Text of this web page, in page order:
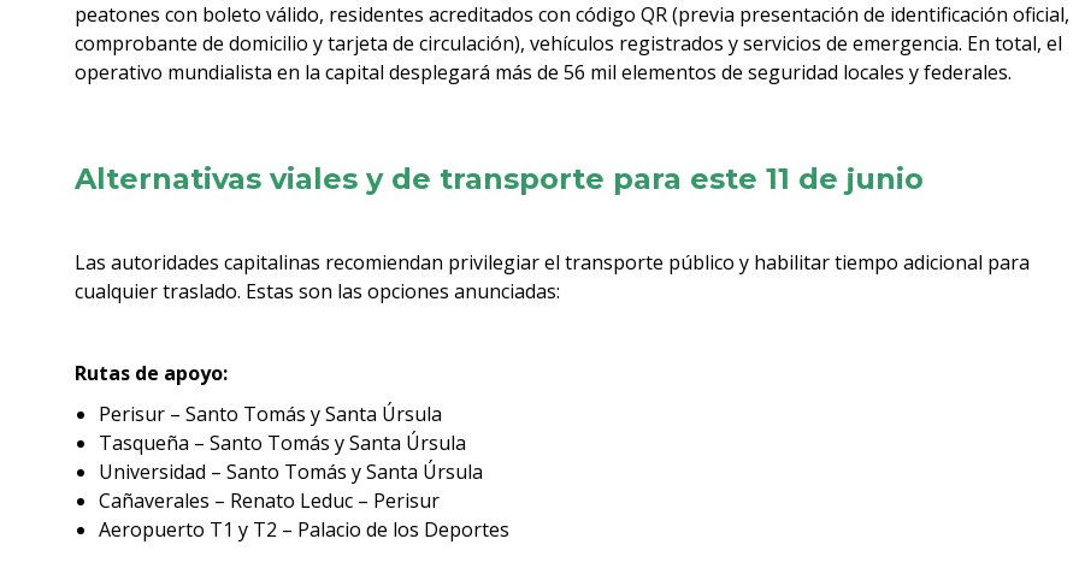
peatones con boleto válido, residentes acreditados con código QR (previa presentación de identificación oficial,
comprobante de domicilio y tarjeta de circulación), vehículos registrados y servicios de emergencia. En total, el
operativo mundialista en la capital desplegará más de 56 mil elementos de seguridad locales y federales.
Alternativas viales y de transporte para este 11 de junio
Las autoridades capitalinas recomiendan privilegiar el transporte público y habilitar tiempo adicional para
cualquier traslado. Estas son las opciones anunciadas:
Rutas de apoyo:
Perisur – Santo Tomás y Santa Úrsula
Tasqueña – Santo Tomás y Santa Úrsula
Universidad – Santo Tomás y Santa Úrsula
Cañaverales – Renato Leduc – Perisur
Aeropuerto T1 y T2 – Palacio de los Deportes